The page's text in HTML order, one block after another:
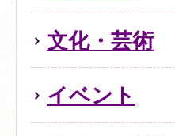
文化・芸術
イベント